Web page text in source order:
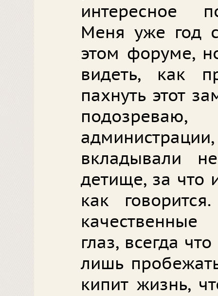
интересное
Меня уже год
этом форуме,
видеть, как
пахнуть этот
вкладывали
детище, за что
как
глаз, всегда
лишь
кипит жизнь,